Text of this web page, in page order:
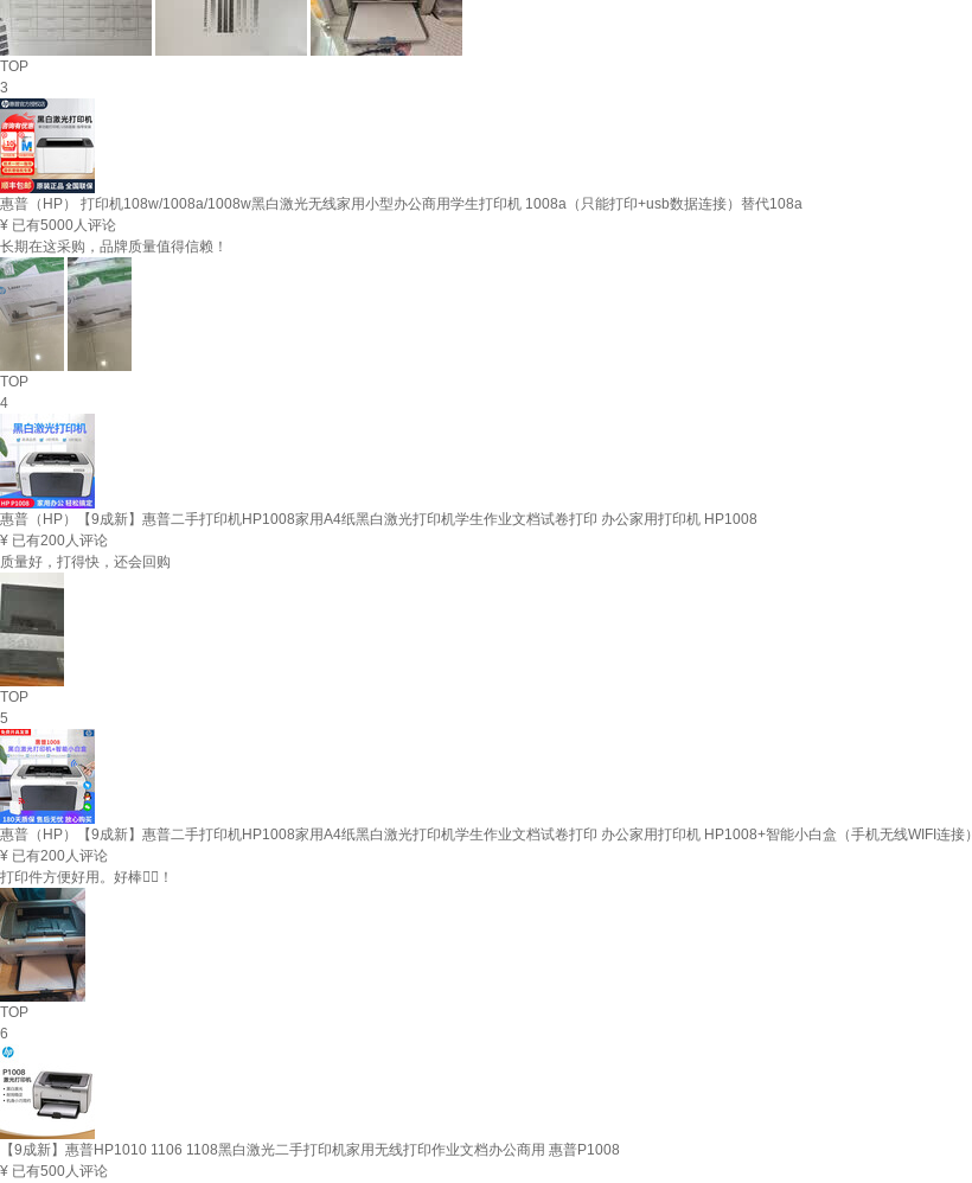
TOP
3
惠普（HP） 打印机108w/1008a/1008w黑白激光无线家用小型办公商用学生打印机 1008a（只能打印+usb数据连接）替代108a
¥ 已有5000人评论
长期在这采购，品牌质量值得信赖！
TOP
4
惠普（HP）【9成新】惠普二手打印机HP1008家用A4纸黑白激光打印机学生作业文档试卷打印 办公家用打印机 HP1008
¥ 已有200人评论
质量好，打得快，还会回购
TOP
5
惠普（HP）【9成新】惠普二手打印机HP1008家用A4纸黑白激光打印机学生作业文档试卷打印 办公家用打印机 HP1008+智能小白盒（手机无线WIFI连接）
¥ 已有200人评论
打印件方便好用。好棒👍🏻！
TOP
6
【9成新】惠普HP1010 1106 1108黑白激光二手打印机家用无线打印作业文档办公商用 惠普P1008
¥ 已有500人评论